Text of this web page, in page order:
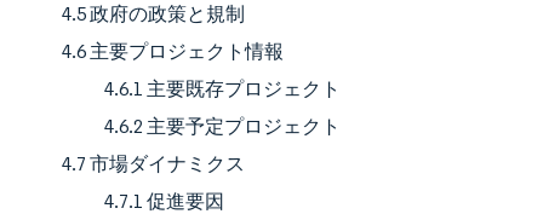
4.5 政府の政策と規制
4.6 主要プロジェクト情報
4.6.1 主要既存プロジェクト
4.6.2 主要予定プロジェクト
4.7 市場ダイナミクス
4.7.1 促進要因